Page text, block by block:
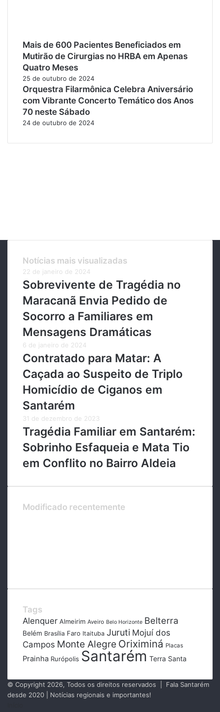
Mais de 600 Pacientes Beneficiados em
Mutirão de Cirurgias no HRBA em Apenas
Quatro Meses
25 de outubro de 2024
Orquestra Filarmônica Celebra Aniversário
com Vibrante Concerto Temático dos Anos
70 neste Sábado
24 de outubro de 2024
Notícias mais visualizadas
22 de janeiro de 2024
Sobrevivente de Tragédia no
Maracanã Envia Pedido de
Socorro a Familiares em
Mensagens Dramáticas
6 de janeiro de 2024
Contratado para Matar: A
Caçada ao Suspeito de Triplo
Homicídio de Ciganos em
Santarém
31 de dezembro de 2023
Tragédia Familiar em Santarém:
Sobrinho Esfaqueia e Mata Tio
em Conflito no Bairro Aldeia
Modificado recentemente
Tags
Alenquer Almeirim Aveiro Belo Horizonte Belterra
Belém Brasília Faro Itaituba Juruti Mojuí dos
Campos Monte Alegre Oriximiná Placas
Prainha Rurópolis Santarém Terra Santa
© Copyright 2026, Todos os direitos reservados | Fala Santarém
desde 2020 | Notícias regionais e importantes!